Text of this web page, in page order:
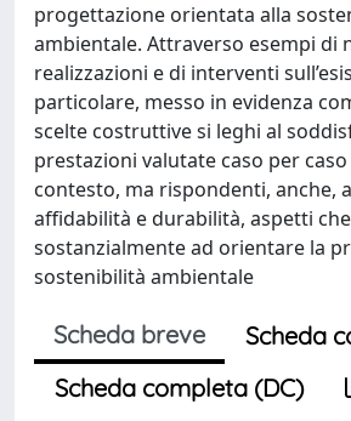
progettazione orientata alla
ambientale. Attraverso esempi di
realizzazioni e di interventi
particolare, messo in evidenza
scelte costruttive si leghi al
prestazioni valutate caso per
contesto, ma rispondenti, anche,
affidabilità e durabilità, aspetti
sostanzialmente ad orientare la
sostenibilità ambientale
Scheda breve
Scheda
Scheda completa (DC)